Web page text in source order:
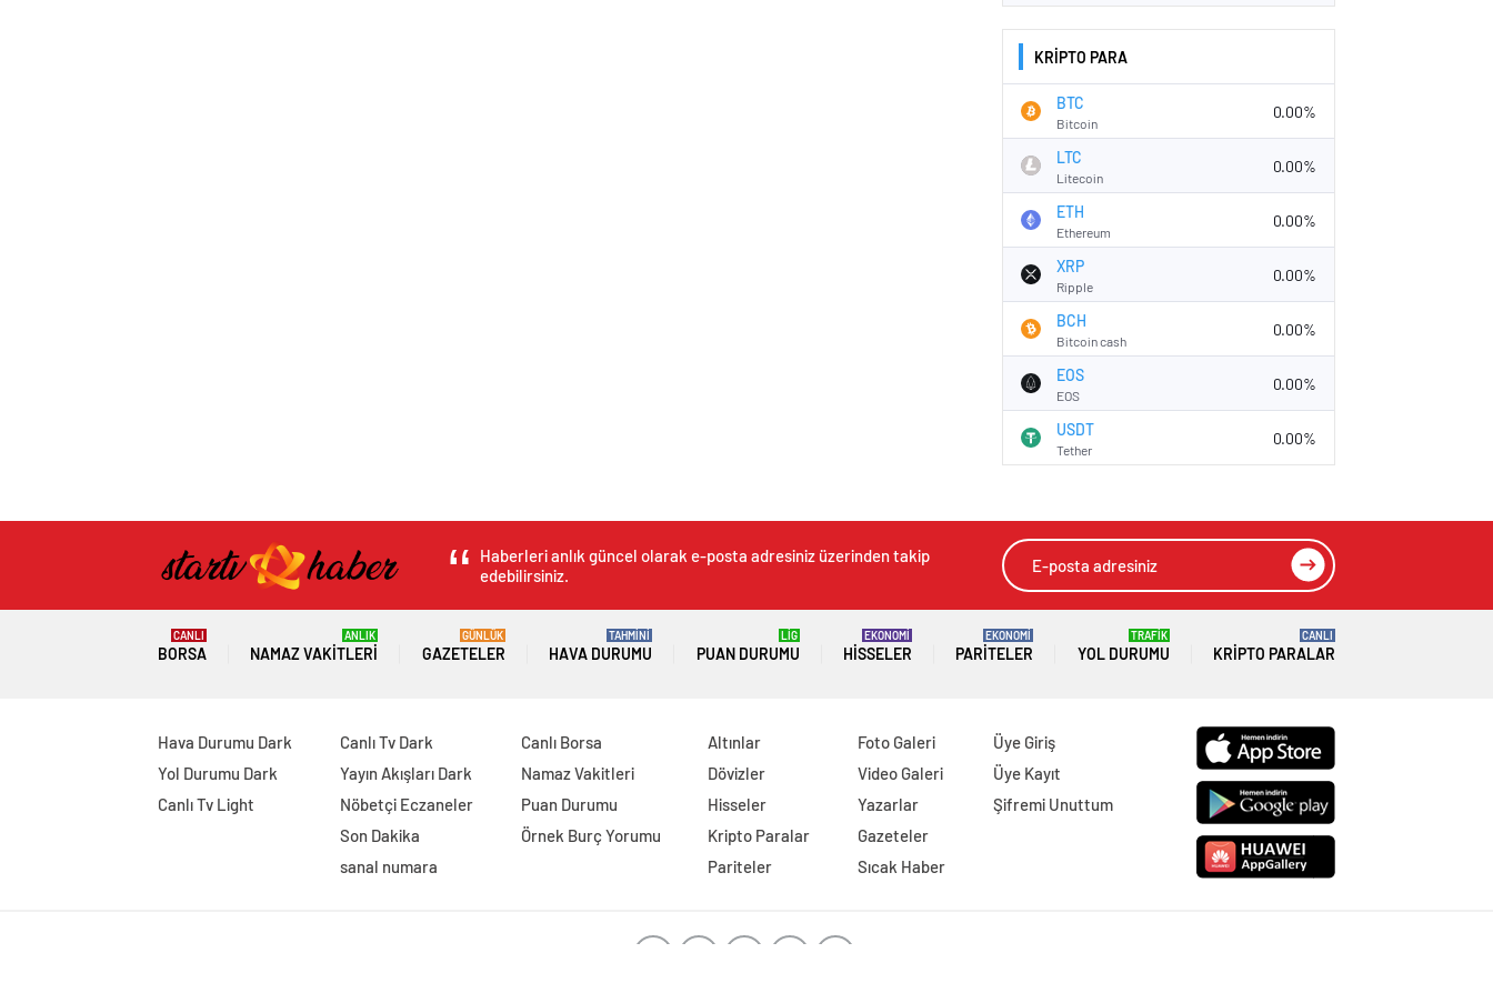
KRİPTO PARA
BTC
Bitcoin
0.00%
LTC
Litecoin
0.00%
ETH
Ethereum
0.00%
XRP
Ripple
0.00%
BCH
Bitcoin cash
0.00%
EOS
EOS
0.00%
USDT
Tether
0.00%
Haberleri anlık güncel olarak e-posta adresiniz üzerinden takip
edebilirsiniz.
BORSA
CANLI
NAMAZ VAKITLERI
ANLIK
GAZETELER
GÜNLÜK
HAVA DURUMU
TAHMİNİ
PUAN DURUMU
LİG
HISSELER
EKONOMİ
PARITELER
EKONOMİ
YOL DURUMU
TRAFİK
KRIPTO PARALAR
CANLI
Hava Durumu Dark
Yol Durumu Dark
Canlı Tv Light
Canlı Tv Dark
Yayın Akışları Dark
Nöbetçi Eczaneler
Son Dakika
sanal numara
Canlı Borsa
Namaz Vakitleri
Puan Durumu
Örnek Burç Yorumu
Altınlar
Dövizler
Hisseler
Kripto Paralar
Pariteler
Foto Galeri
Video Galeri
Yazarlar
Gazeteler
Sıcak Haber
Üye Giriş
Üye Kayıt
Şifremi Unuttum